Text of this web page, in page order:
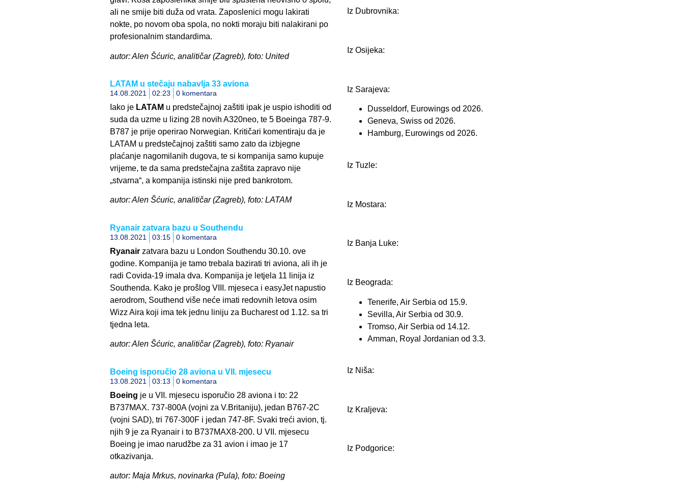
ali ne smije biti duža od vrata. Zaposlenici mogu lakirati
nokte, po novom oba spola, no nokti moraju biti nalakirani po
profesionalnim standardima.
autor: Alen Šćuric, analitičar (Zagreb), foto: United
LATAM u stečaju nabavlja 33 aviona
14.08.2021 02:23 0 komentara
Iako je LATAM u predstečajnoj zaštiti ipak je uspio ishoditi od
suda da uzme u lizing 28 novih A320neo, te 5 Boeinga 787-9.
B787 je prije operirao Norwegian. Kritičari komentiraju da je
LATAM u predstečajnoj zaštiti samo zato da izbjegne
plaćanje nagomilanih dugova, te si kompanija samo kupuje
vrijeme, te da sama predstečajna zaštita zapravo nije
„stvarna“, a kompanija istinski nije pred bankrotom.
autor: Alen Šćuric, analitičar (Zagreb), foto: LATAM
Ryanair zatvara bazu u Southendu
13.08.2021 03:15 0 komentara
Ryanairzatvara bazu u London Southendu 30.10. ove
godine. Kompanija je tamo trebala bazirati tri aviona, ali ih je
radi Covida-19 imala dva. Kompanija je letjela 11 linija iz
Southenda. Kako je prošlog VIII. mjeseca i easyJet napustio
aerodrom, Southend više neće imati redovnih letova osim
Wizz Aira koji ima tek jednu liniju za Bucharest od 1.12. sa tri
tjedna leta.
autor: Alen Šćuric, analitičar (Zagreb), foto: Ryanair
Boeing isporučio 28 aviona u VII. mjesecu
13.08.2021 03:13 0 komentara
Boeing je u VII. mjesecu isporučio 28 aviona i to: 22
B737MAX. 737-800A (vojni za V.Britaniju), jedan B767-2C
(vojni SAD), tri 767-300F i jedan 747-8F. Svaki treći avion, tj.
njih 9 je za Ryanair i to B737MAX8-200. U VII. mjesecu
Boeing je imao narudžbe za 31 avion i imao je 17
otkazivanja.
autor: Maja Mrkus, novinarka (Pula), foto: Boeing
Iz Dubrovnika:
Iz Osijeka:
Iz Sarajeva:
Dusseldorf, Eurowings od 2026.
Geneva, Swiss od 2026.
Hamburg, Eurowings od 2026.
Iz Tuzle:
Iz Mostara:
Iz Banja Luke:
Iz Beograda:
Tenerife, Air Serbia od 15.9.
Sevilla, Air Serbia od 30.9.
Tromso, Air Serbia od 14.12.
Amman, Royal Jordanian od 3.3.
Iz Niša:
Iz Kraljeva:
Iz Podgorice: